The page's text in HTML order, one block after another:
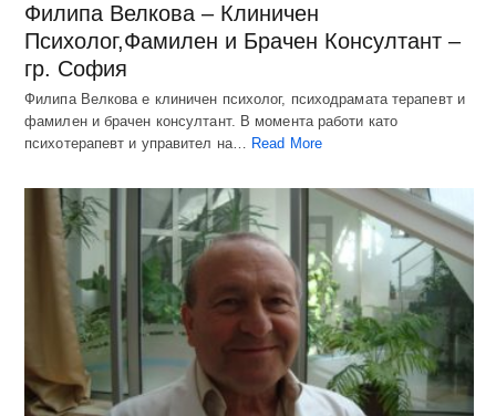
Филипа Велкова – Клиничен
Психолог,Фамилен и Брачен Консултант –
гр. София
Филипа Велкова е клиничен психолог, психодрамата терапевт и
фамилен и брачен консултант. В момента работи като
психотерапевт и управител на…
Read More